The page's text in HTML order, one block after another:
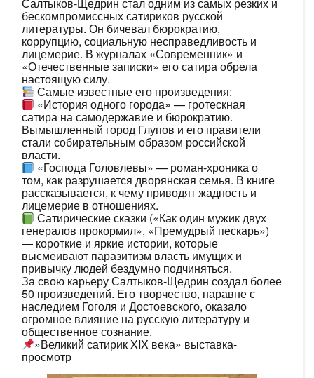
Салтыков‑Щедрин стал одним из самых резких и
бескомпромиссных сатириков русской
литературы. Он бичевал бюрократию,
коррупцию, социальную несправедливость и
лицемерие. В журналах «Современник» и
«Отечественные записки» его сатира обрела
настоящую силу.
Самые известные его произведения:
«История одного города» — гротескная
сатира на самодержавие и бюрократию.
Вымышленный город Глупов и его правители
стали собирательным образом российской
власти.
«Господа Головлевы» — роман‑хроника о
том, как разрушается дворянская семья. В книге
рассказывается, к чему приводят жадность и
лицемерие в отношениях.
Сатирические сказки («Как один мужик двух
генералов прокормил», «Премудрый пескарь»)
— короткие и яркие истории, которые
высмеивают паразитизм власть имущих и
привычку людей бездумно подчиняться.
За свою карьеру Салтыков‑Щедрин создал более
50 произведений. Его творчество, наравне с
наследием Гоголя и Достоевского, оказало
огромное влияние на русскую литературу и
общественное сознание.
»Великий сатирик XIX века» выставка-
просмотр